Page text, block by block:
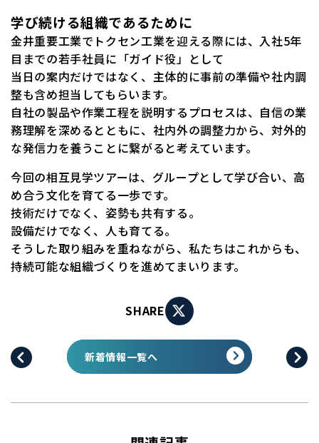
学び続ける組織であるために
金井重要工業でトクセン工業を迎える際には、入社5年
目までの若手社員に「ガイド役」として
当日の案内だけではなく、主体的に事前の準備や社内調
整も含め担当してもらいます。
自社の製品や作業工程を説明するプロセスは、自信の業
務理解を深めるとともに、社内外の調整力から、対外的
な発信力を養うことに繋がると考えています。
今回の相互見学ツアーは、グループとして学び合い、高
め合う文化を育てる一歩です。
技術だけでなく、姿勢も共有する。
設備だけでなく、人も育てる。
そうした取り組みを重ねながら、私たちはこれからも、
持続可能な組織づくりを進めてまいります。
SHARE
新着情報一覧へ